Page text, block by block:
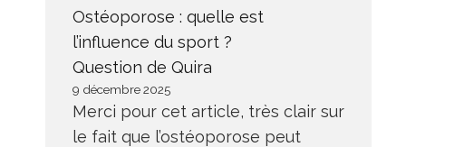
Ostéoporose : quelle est
l’influence du sport ?
Question de Quira
9 décembre 2025
Merci pour cet article, très clair sur
le fait que l’ostéoporose peut